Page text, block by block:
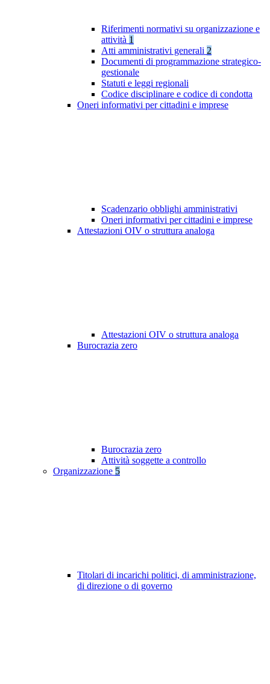
Riferimenti normativi su organizzazione e
attività 1
Atti amministrativi generali 2
Documenti di programmazione strategico-
gestionale
Statuti e leggi regionali
Codice disciplinare e codice di condotta
Oneri informativi per cittadini e imprese
Scadenzario obblighi amministrativi
Oneri informativi per cittadini e imprese
Attestazioni OIV o struttura analoga
Attestazioni OIV o struttura analoga
Burocrazia zero
Burocrazia zero
Attività soggette a controllo
Organizzazione 5
Titolari di incarichi politici, di amministrazione,
di direzione o di governo